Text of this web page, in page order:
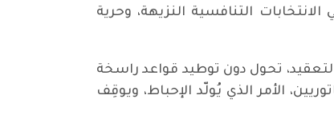
التنافسية النزيهة، وحرية
تحول دون توطيد قواعد راسخة
الأمر الذي يُولّد الإحباط، ويوقِف